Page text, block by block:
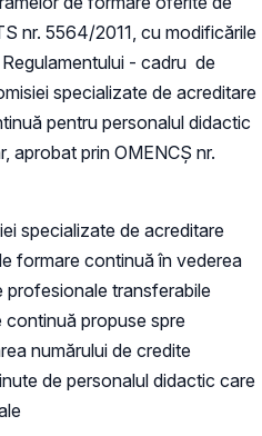
nr. 5564/2011, cu modificările
- cadru de
specializate de acreditare
pentru personalul didactic
aprobat prin OMENCȘ nr.
specializate de acreditare
formare continuă în vederea
profesionale transferabile
propuse spre
numărului de credite
de personalul didactic care